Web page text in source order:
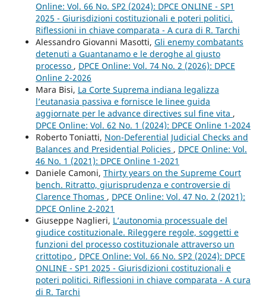
Online: Vol. 66 No. SP2 (2024): DPCE ONLINE - SP1
2025 - Giurisdizioni costituzionali e poteri politici.
Riflessioni in chiave comparata - A cura di R. Tarchi
Alessandro Giovanni Masotti, Gli enemy combatants
detenuti a Guantanamo e le deroghe al giusto
processo , DPCE Online: Vol. 74 No. 2 (2026): DPCE
Online 2-2026
Mara Bisi, La Corte Suprema indiana legalizza
l’eutanasia passiva e fornisce le linee guida
aggiornate per le advance directives sul fine vita ,
DPCE Online: Vol. 62 No. 1 (2024): DPCE Online 1-2024
Roberto Toniatti, Non-Deferential Judicial Checks and
Balances and Presidential Policies , DPCE Online: Vol.
46 No. 1 (2021): DPCE Online 1-2021
Daniele Camoni, Thirty years on the Supreme Court
bench. Ritratto, giurisprudenza e controversie di
Clarence Thomas , DPCE Online: Vol. 47 No. 2 (2021):
DPCE Online 2-2021
Giuseppe Naglieri, L’autonomia processuale del
giudice costituzionale. Rileggere regole, soggetti e
funzioni del processo costituzionale attraverso un
crittotipo , DPCE Online: Vol. 66 No. SP2 (2024): DPCE
ONLINE - SP1 2025 - Giurisdizioni costituzionali e
poteri politici. Riflessioni in chiave comparata - A cura
di R. Tarchi